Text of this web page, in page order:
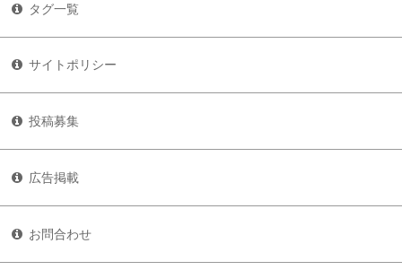
タグ一覧
サイトポリシー
投稿募集
広告掲載
お問合わせ